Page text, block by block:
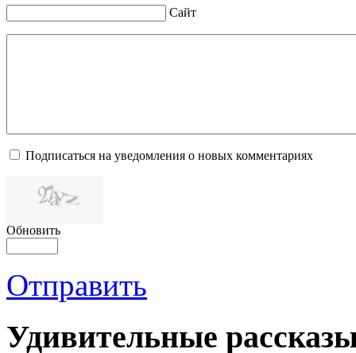
Сайт
Подписаться на уведомления о новых комментариях
Обновить
Отправить
Удивительные